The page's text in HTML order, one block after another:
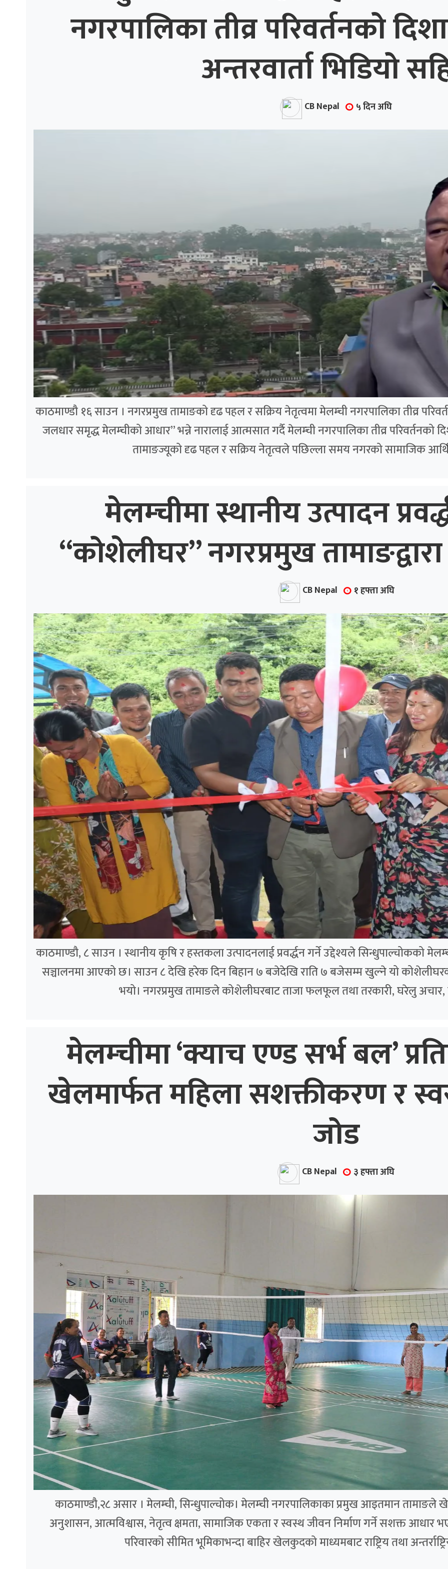
नगरपालिका तीव्र परिवर्तनको
अन्तरवार्ता भिडियो
CB Nepal ५ दिन अघि
काठमाण्डौ १६ साउन । नगरप्रमुख तामाङको दृढ पहल र सक्रिय नेतृत्वमा मेलम्ची नगरपालिका तीव्र
जलधार समृद्ध मेलम्चीको आधार” भन्ने नारालाई आत्मसात गर्दै मेलम्ची नगरपालिका तीव्र परिवर्तनको
तामाङज्यूको दृढ पहल र सक्रिय नेतृत्वले पछिल्ला समय नगरको सामाजिक
मेलम्चीमा स्थानीय उत्पादन
“कोशेलीघर” नगरप्रमुख
CB Nepal १ हफ्ता अघि
काठमाण्डौ, ८ साउन । स्थानीय कृषि र हस्तकला उत्पादनलाई प्रवर्द्धन गर्ने उद्देश्यले सिन्धुपाल्चोकको
सञ्चालनमा आएको छ। साउन ८ देखि हरेक दिन बिहान ७ बजेदेखि राति ७ बजेसम्म खुल्ने यो
भयो। नगरप्रमुख तामाङले कोशेलीघरबाट ताजा फलफूल तथा तरकारी, घरेलु
मेलम्चीमा ‘क्याच एण्ड सर्भ बल’
खेलमार्फत महिला सशक्तीकरण र
जोड
CB Nepal ३ हफ्ता अघि
काठमाण्डौ,२८ असार । मेलम्ची, सिन्धुपाल्चोक। मेलम्ची नगरपालिकाका प्रमुख आइतमान तामाङले
अनुशासन, आत्मविश्वास, नेतृत्व क्षमता, सामाजिक एकता र स्वस्थ जीवन निर्माण गर्ने सशक्त आधार
परिवारको सीमित भूमिकाभन्दा बाहिर खेलकुदको माध्यमबाट राष्ट्रिय तथा